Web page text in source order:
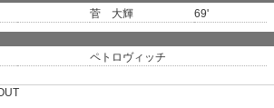
菅 大輝
69'
ペトロヴィッチ